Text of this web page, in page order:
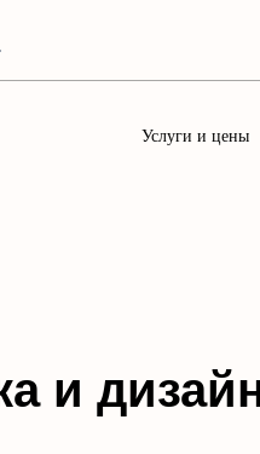
Услуги и цены
и